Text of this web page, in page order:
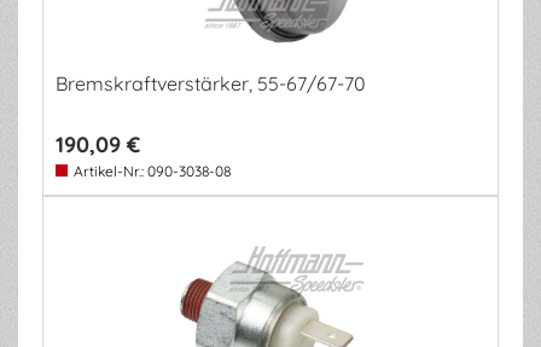
Bremskraftverstärker, 55-67/67-70
190,09 €
Artikel-Nr.: 090-3038-08